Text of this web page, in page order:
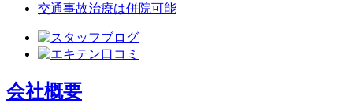
交通事故治療は併院可能
会社概要